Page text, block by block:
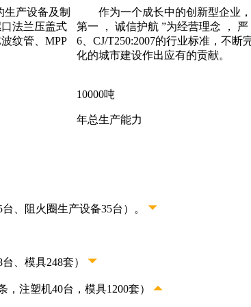
产设备及制
法兰压盖式
纹管、MPP
作为一个成长中的创新型企业
第一 ， 诚信护航 ”为经营理念 ， 严
6、CJ/T250:2007的行业标准，不
化的城市建设作出应有的贡献。
10000吨
年总生产能力
、阻火圈生产设备35台）。
、模具248套）
注塑机40台，模具1200套）